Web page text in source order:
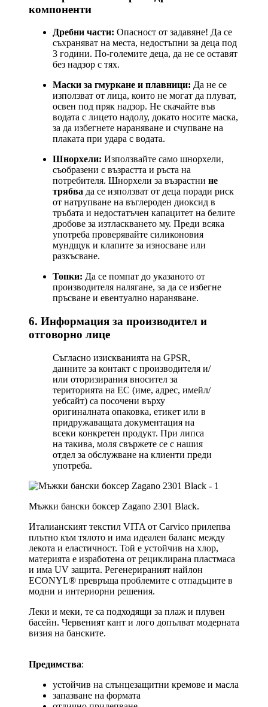
компоненти
Дребни части: Опасност от задавяне! Да се
съхраняват на места, недостъпни за деца под
3 години. По-големите деца, да не се оставят
без надзор с тях.
Маски за гмуркане и плавници: Да не се
използват от лица, които не могат да плуват,
освен под пряк надзор. Не скачайте във
водата с лицето надолу, докато носите маска,
за да избегнете нараняване и счупване на
плаката при удара с водата.
Шнорхели: Използвайте само шнорхели,
съобразени с възрастта и ръста на
потребителя. Шнорхели за възрастни не
трябва да се използват от деца поради риск
от натрупване на въглероден диоксид в
тръбата и недостатъчен капацитет на белите
дробове за изтласкването му. Преди всяка
употреба проверявайте силиконовия
мундщук и клапите за износване или
разкъсване.
Топки: Да се помпат до указаното от
производителя налягане, за да се избегне
пръсване и евентуално нараняване.
6. Информация за производител и
отговорно лице
Съгласно изискванията на GPSR,
данните за контакт с производителя и/
или оторизирания вносител за
територията на ЕС (име, адрес, имейл/
уебсайт) са посочени върху
оригиналната опаковка, етикет или в
придружаващата документация на
всеки конкретен продукт. При липса
на такива, моля свържете се с нашия
отдел за обслужване на клиенти преди
употреба.
Мъжки бански боксер Zagano 2301 Black.
Италианският текстил VITA от Carvico прилепва
плътно към тялото и има идеален баланс между
лекота и еластичност. Той е устойчив на хлор,
материята е изработена от рециклирана пластмаса
и има UV защита. Регенерираният найлон
ECONYL® превръща проблемите с отпадъците в
модни и интериорни решения.
Леки и меки, те са подходящи за плаж и плувен
басейн. Червеният кант и лого допълват модерната
визия на банските.
Предимства:
устойчив на слънцезащитни кремове и масла
запазване на формата